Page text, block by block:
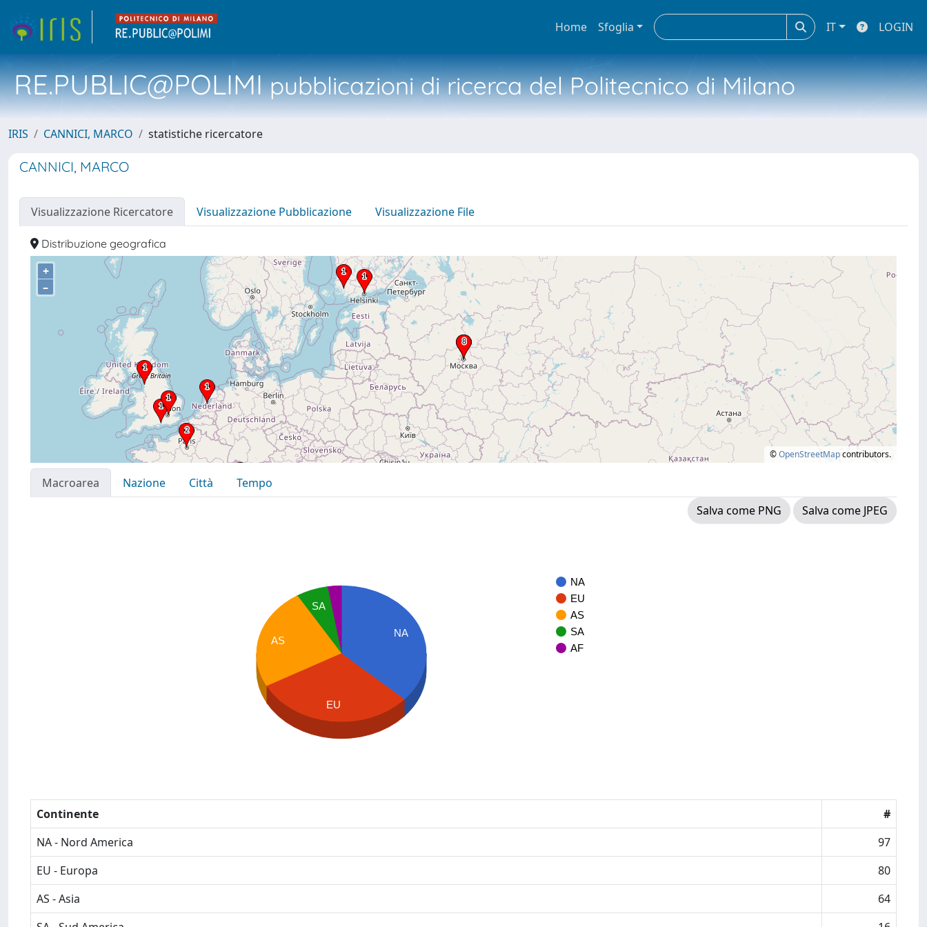
Home Sfoglia IT LOGIN
RE.PUBLIC@POLIMIpubblicazioni di ricerca del Politecnico di Milano
IRIS CANNICI, MARCO statistiche ricercatore
CANNICI, MARCO
Visualizzazione Ricercatore Visualizzazione Pubblicazione Visualizzazione File
Distribuzione geografica
+
–
©OpenStreetMapcontributors.
Macroarea Nazione Città
Tempo
Salva come PNG
Salva come JPEG
NA
EU
AS
SA
AF
NA
SA
AS
EU
Continente
#
NA - Nord America
97
EU - Europa
80
AS - Asia
64